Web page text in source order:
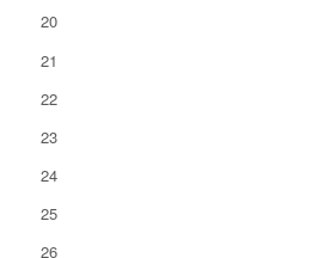
20
21
22
23
24
25
26